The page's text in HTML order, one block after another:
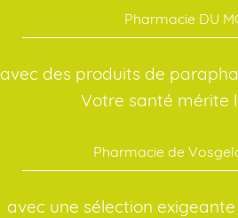
Pharmacie DU
avec des produits de
Votre santé mérite
Pharmacie de
avec une sélection